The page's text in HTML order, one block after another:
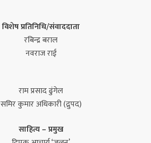
विशेष प्रतिनिधि/संवाददाता
रबिन्द्र बराल
नवराज राई
राम प्रसाद ढुंगेल
समिर कुमार अधिकारी (द्रुपद)
साहित्य – प्रमुख